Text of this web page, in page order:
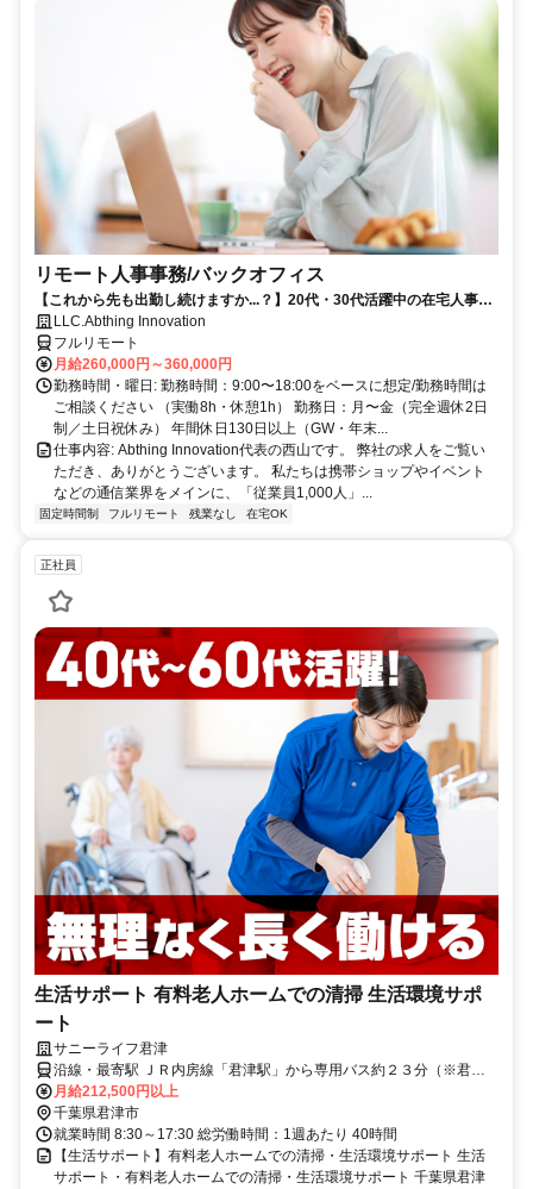
リモート人事事務/バックオフィス
【これから先も出勤し続けますか...？】20代・30代活躍中の在宅人事ポ
ジション
LLC.Abthing Innovation
フルリモート
月給260,000円～360,000円
勤務時間・曜日: 勤務時間：9:00〜18:00をベースに想定/勤務時間は
ご相談ください （実働8h・休憩1h） 勤務日：月〜金（完全週休2日
制／土日祝休み） 年間休日130日以上（GW・年末...
仕事内容: Abthing Innovation代表の西山です。 弊社の求人をご覧い
ただき、ありがとうございます。 私たちは携帯ショップやイベント
などの通信業界をメインに、「従業員1,000人」...
固定時間制 フルリモート 残業なし 在宅OK
正社員
生活サポート 有料老人ホームでの清掃 生活環境サポ
ート
サニーライフ君津
沿線・最寄駅 ＪＲ内房線「君津駅」から専用バス約２３分（※君津
駅より送迎有）マイカー・バイク通勤可（無料駐車場有）
月給212,500円以上
千葉県君津市
就業時間 8:30～17:30 総労働時間：1週あたり 40時間
【生活サポート】有料老人ホームでの清掃・生活環境サポート 生活
サポート・有料老人ホームでの清掃・生活環境サポート 千葉県君津